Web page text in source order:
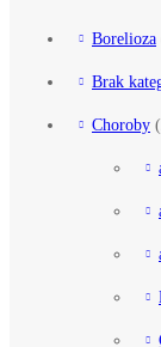
Borelioza
Brak
Choroby